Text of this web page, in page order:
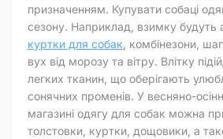
призначенням. Купувати собаці
сезону. Наприклад, взимку будуть
куртки для собак , комбінезони,
вух від морозу та вітру. Влітку
легких тканин, що оберігають
сонячних променів. У весняно-
магазині одягу для собак можна
толстовки, куртки, дощовики, а